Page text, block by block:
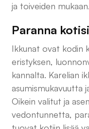
ja toiveiden mukaan.
Paranna
Ikkunat ovat kodin
eristyksen,
kannalta. Karelian
asumismukavuutta
Oikein valitut ja
vedontunnetta,